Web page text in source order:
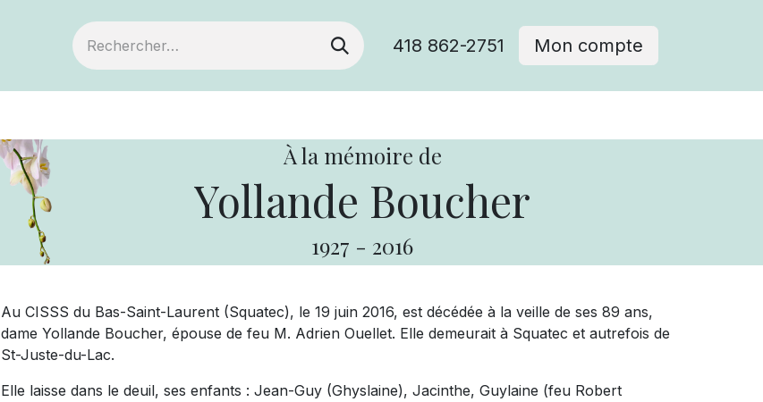
418 862-2751 Mon compte
À la mémoire de
Yollande Boucher
1927 - 2016
Au CISSS du Bas-Saint-Laurent (Squatec), le 19 juin 2016, est décédée à la veille de ses 89 ans,
dame Yollande Boucher, épouse de feu M. Adrien Ouellet. Elle demeurait à Squatec et autrefois de
St-Juste-du-Lac.
Elle laisse dans le deuil, ses enfants : Jean-Guy (Ghyslaine), Jacinthe, Guylaine (feu Robert